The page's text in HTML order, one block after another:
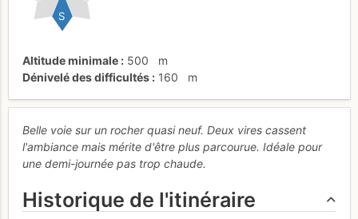
S
Altitude minimale 500
m
Dénivelé des difficultés
160 m
Belle voie sur un rocher quasi neuf. Deux vires cassent
l'ambiance mais mérite d'être plus parcourue. Idéale pour
une demi-journée pas trop chaude.
Historique de l'itinéraire